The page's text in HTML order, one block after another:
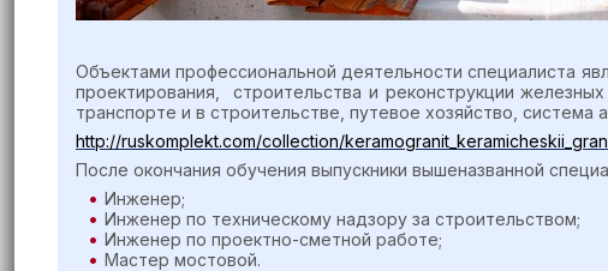
Объектами профессиональной деятельности специалиста
проектирования, строительства и реконструкции
транспорте и в строительстве, путевое хозяйство,
http://ruskomplekt.com/collection/
После окончания обучения выпускники вышеназванной
Инженер;
Инженер по техническому надзору за строительством;
Инженер по проектно-сметной работе;
Мастер мостовой.